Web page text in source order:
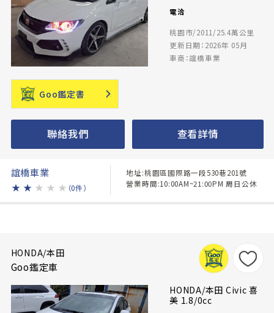
電洽
桃園市/2011/25.4萬公里
更新日期：2026年 05月
車商：誼橋車業
Goo鑑定書
聯絡我們 查看詳情
誼橋車業
★ ★ ★ ★ ★ （0件）
地址:桃園區國際路一段530巷201號
營業時間:10:00AM~21:00PM 周日公休
HONDA/本田
Goo鑑定車
HONDA/本田 Civic 喜
美 1.8/0cc